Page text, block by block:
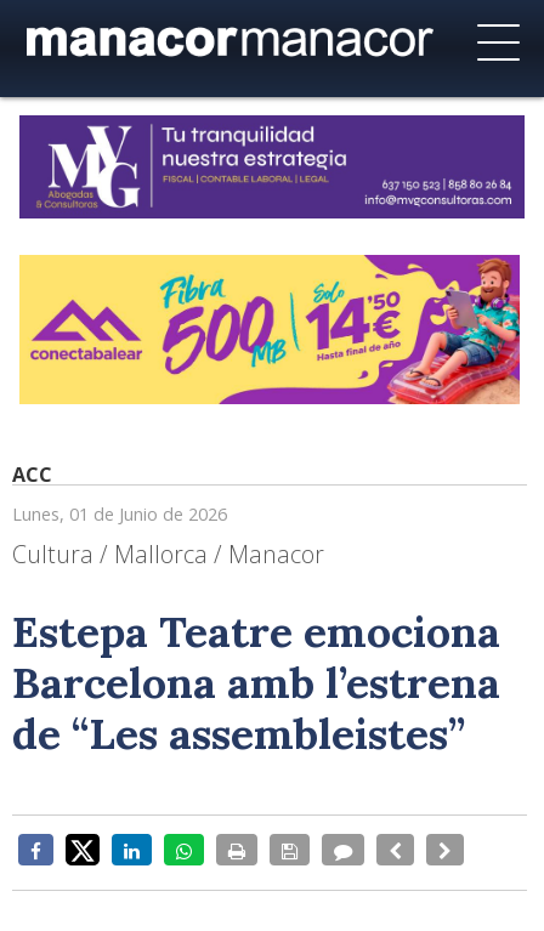
ACC
Lunes, 01 de Junio de 2026
Cultura / Mallorca / Manacor
Estepa Teatre emociona
Barcelona amb l’estrena
de “Les assembleistes”